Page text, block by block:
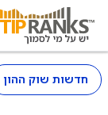
חדשות שוק ההון